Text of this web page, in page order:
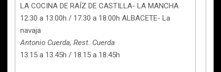
LA COCINA DE RAÍZ DE CASTILLA- LA MANCHA
12.30 a 13.00h / 17.30 a 18.00h ALBACETE- La
navaja
Antonio Cuerda, Rest. Cuerda
13.15 a 13.45h / 18.15 a 18.45h